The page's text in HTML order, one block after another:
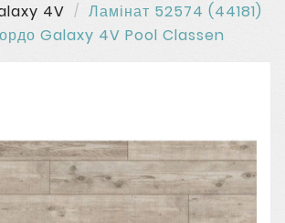
4V
Ламінат 52574 (44181)
Galaxy 4V Pool Classen